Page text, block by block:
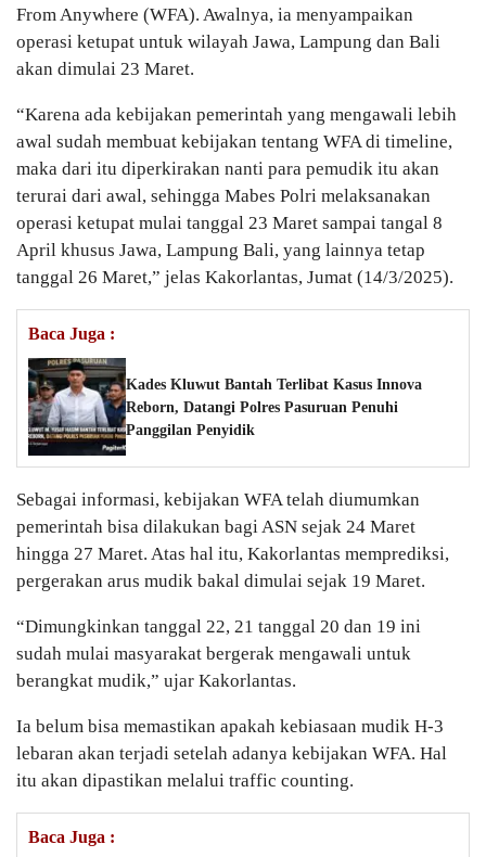
From Anywhere (WFA). Awalnya, ia menyampaikan
operasi ketupat untuk wilayah Jawa, Lampung dan Bali
akan dimulai 23 Maret.
“Karena ada kebijakan pemerintah yang mengawali lebih
awal sudah membuat kebijakan tentang WFA di timeline,
maka dari itu diperkirakan nanti para pemudik itu akan
terurai dari awal, sehingga Mabes Polri melaksanakan
operasi ketupat mulai tanggal 23 Maret sampai tangal 8
April khusus Jawa, Lampung Bali, yang lainnya tetap
tanggal 26 Maret,” jelas Kakorlantas, Jumat (14/3/2025).
Baca Juga :
Kades Kluwut Bantah Terlibat Kasus Innova
Reborn, Datangi Polres Pasuruan Penuhi
Panggilan Penyidik
Sebagai informasi, kebijakan WFA telah diumumkan
pemerintah bisa dilakukan bagi ASN sejak 24 Maret
hingga 27 Maret. Atas hal itu, Kakorlantas memprediksi,
pergerakan arus mudik bakal dimulai sejak 19 Maret.
“Dimungkinkan tanggal 22, 21 tanggal 20 dan 19 ini
sudah mulai masyarakat bergerak mengawali untuk
berangkat mudik,” ujar Kakorlantas.
Ia belum bisa memastikan apakah kebiasaan mudik H-3
lebaran akan terjadi setelah adanya kebijakan WFA. Hal
itu akan dipastikan melalui traffic counting.
Baca Juga :